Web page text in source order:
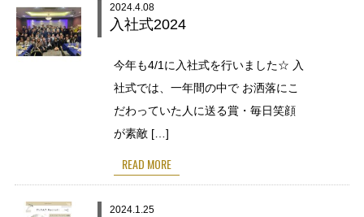
2024.4.08
入社式2024
今年も4/1に入社式を行いました☆ 入
社式では、一年間の中で お洒落にこ
だわっていた人に送る賞・毎日笑顔
が素敵 […]
READ MORE
2024.1.25